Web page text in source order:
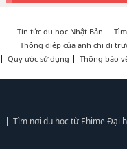
Tin tức du học Nhật Bản
Thông điệp của anh chị đi
Quy ước sử dụng
Thông báo
Tìm nơi du học từ Ehime Đại